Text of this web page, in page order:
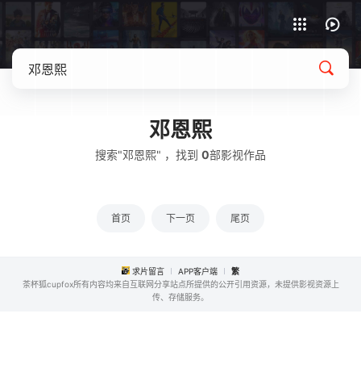
邓恩熙
搜索"邓恩熙" ，找到 0部影视作品
首页 下一页 尾页
求片留言 APP客户端
繁
茶杯狐cupfox所有内容均来自互联网分享站点所提供的公开引用资源，未提供影视资源上
传、存储服务。